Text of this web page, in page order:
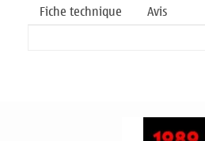
Fiche technique Avis